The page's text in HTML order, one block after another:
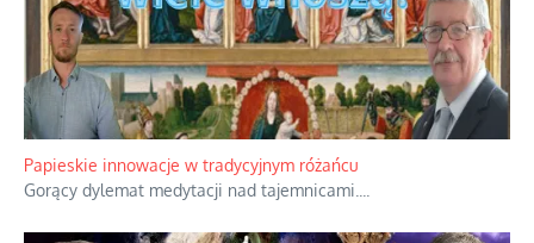
Kamienie i siekiery przeciw czołgom
Gorzka analityka decyzji warszawskich dowódców.